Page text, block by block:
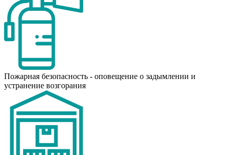
Пожарная безопасность - оповещение о задымлении и
устранение возгорания